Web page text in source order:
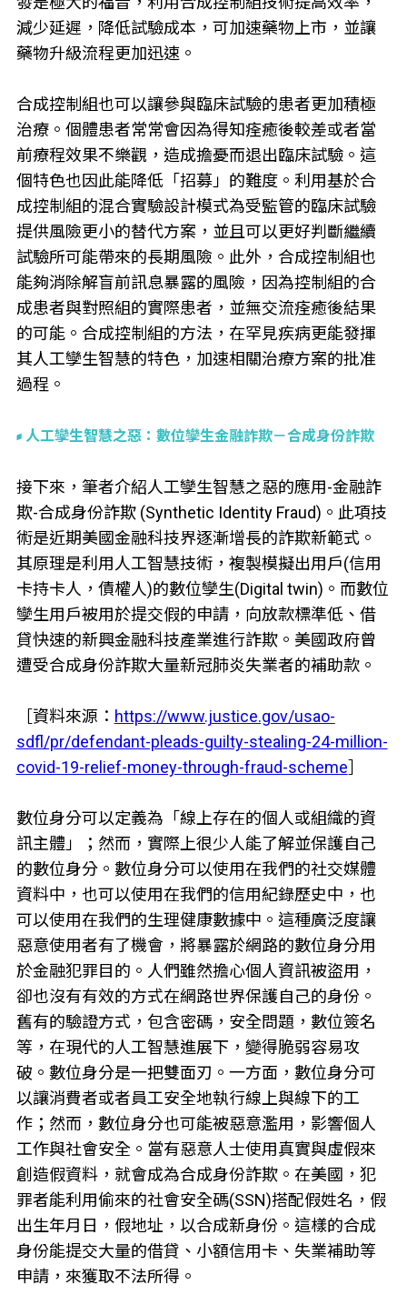
減少延遲，降低試驗成本，可加速藥物上市，並讓
藥物升級流程更加迅速。
合成控制組也可以讓參與臨床試驗的患者更加積極
治療。個體患者常常會因為得知痊癒後較差或者當
前療程效果不樂觀，造成擔憂而退出臨床試驗。這
個特色也因此能降低「招募」的難度。利用基於合
成控制組的混合實驗設計模式為受監管的臨床試驗
提供風險更小的替代方案，並且可以更好判斷繼續
試驗所可能帶來的長期風險。此外，合成控制組也
能夠消除解盲前訊息暴露的風險，因為控制組的合
成患者與對照組的實際患者，並無交流痊癒後結果
的可能。合成控制組的方法，在罕見疾病更能發揮
其人工孿生智慧的特色，加速相關治療方案的批准
過程。
人工孿生智慧之惡：數位孿生金融詐欺－合成身份詐欺
接下來，筆者介紹人工孿生智慧之惡的應用-金融詐
欺-合成身份詐欺 (Synthetic Identity Fraud)。此項技
術是近期美國金融科技界逐漸增長的詐欺新範式。
其原理是利用人工智慧技術，複製模擬出用戶(信用
卡持卡人，債權人)的數位孿生(Digital twin)。而數位
孿生用戶被用於提交假的申請，向放款標準低、借
貸快速的新興金融科技產業進行詐欺。美國政府曾
遭受合成身份詐欺大量新冠肺炎失業者的補助款。
［資料來源： https://www.justice.gov/usao-
sdfl/pr/defendant-pleads-guilty-stealing-24-million-
covid-19-relief-money-through-fraud-scheme
數位身分可以定義為「線上存在的個人或組織的資
訊主體」；然而，實際上很少人能了解並保護自己
的數位身分。數位身分可以使用在我們的社交媒體
資料中，也可以使用在我們的信用紀錄歷史中，也
可以使用在我們的生理健康數據中。這種廣泛度讓
惡意使用者有了機會，將暴露於網路的數位身分用
於金融犯罪目的。人們雖然擔心個人資訊被盜用，
卻也沒有有效的方式在網路世界保護自己的身份。
舊有的驗證方式，包含密碼，安全問題，數位簽名
等，在現代的人工智慧進展下，變得脆弱容易攻
破。數位身分是一把雙面刃。一方面，數位身分可
以讓消費者或者員工安全地執行線上與線下的工
作；然而，數位身分也可能被惡意濫用，影響個人
工作與社會安全。當有惡意人士使用真實與虛假來
創造假資料，就會成為合成身份詐欺。在美國，犯
罪者能利用偷來的社會安全碼(SSN)搭配假姓名，假
出生年月日，假地址，以合成新身份。這樣的合成
身份能提交大量的借貸、小額信用卡、失業補助等
申請，來獲取不法所得。